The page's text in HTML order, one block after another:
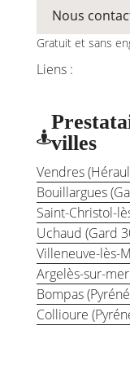
Nous
Gratuit et sans
Liens :
villes
Vendres
Bouillargues
Saint-Christol-
Uchaud (Gard
Villeneuve-lès-
Argelès-sur-
Bompas
Collioure